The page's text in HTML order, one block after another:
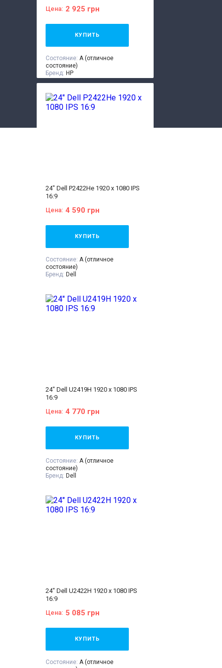
Цена: 2 925 грн
КУПИТЬ
Состояние: A (отличное
состояние)
Бренд: HP
Разрешение Экрана: 1920x1200
Соотношение сторон:
VGA: Есть
24" Dell P2422He 1920 x 1080 IPS
16:9
Цена: 4 590 грн
КУПИТЬ
Состояние: A (отличное
состояние)
Бренд: Dell
Разрешение Экрана: 1920x1080
Соотношение сторон:
VGA: Нет
24" Dell U2419H 1920 x 1080 IPS
16:9
Цена: 4 770 грн
КУПИТЬ
Состояние: A (отличное
состояние)
Бренд: Dell
Разрешение Экрана: 1920x1080
Соотношение сторон:
Класс: Для дизайнеров
24" Dell U2422H 1920 x 1080 IPS
16:9
Цена: 5 085 грн
КУПИТЬ
Состояние: A (отличное